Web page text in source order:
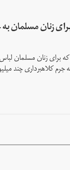
زنان مسلمان به
زنان مسلمان
کلاهبرداری چند